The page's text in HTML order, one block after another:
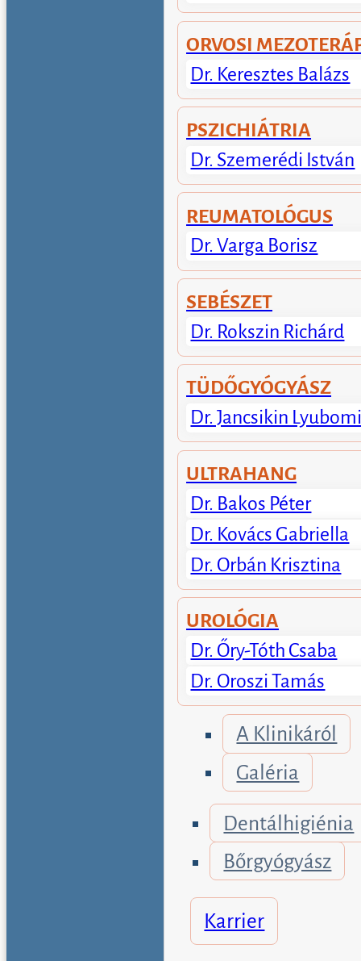
ORVOSI
Dr. Keresztes Balázs
PSZICHIÁTRIA
Dr. Szemerédi István
REUMATOLÓGUS
Dr. Varga Borisz
SEBÉSZET
Dr. Rokszin Richárd
TÜDŐGYÓGYÁSZ
Dr. Jancsikin
ULTRAHANG
Dr. Bakos Péter
Dr. Kovács Gabriella
Dr. Orbán Krisztina
UROLÓGIA
Dr. Őry-Tóth Csaba
Dr. Oroszi Tamás
A Klinikáról
Galéria
Dentálhigiénia
Bőrgyógyász
Karrier